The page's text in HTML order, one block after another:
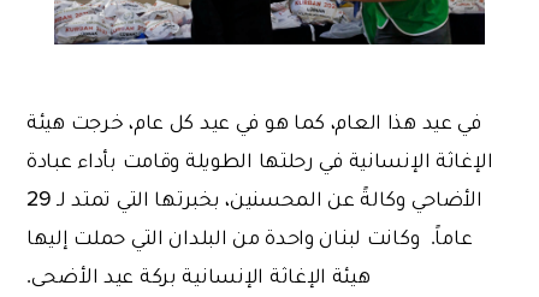
في عيد هذا العام، كما هو في عيد كل عام، خرجت هيئة
الإغاثة الإنسانية في رحلتها الطويلة وقامت بأداء عبادة
الأضاحي وكالةً عن المحسنين، بخبرتها التي تمتد لـ 29
عاماً. وكانت لبنان واحدة من البلدان التي حملت إليها
هيئة الإغاثة الإنسانية بركة عيد الأضحى.